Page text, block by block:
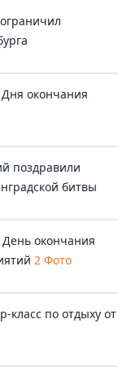
Дня окончания
поздравили
битвы
окончания
2 Фото
класс по отдыху от